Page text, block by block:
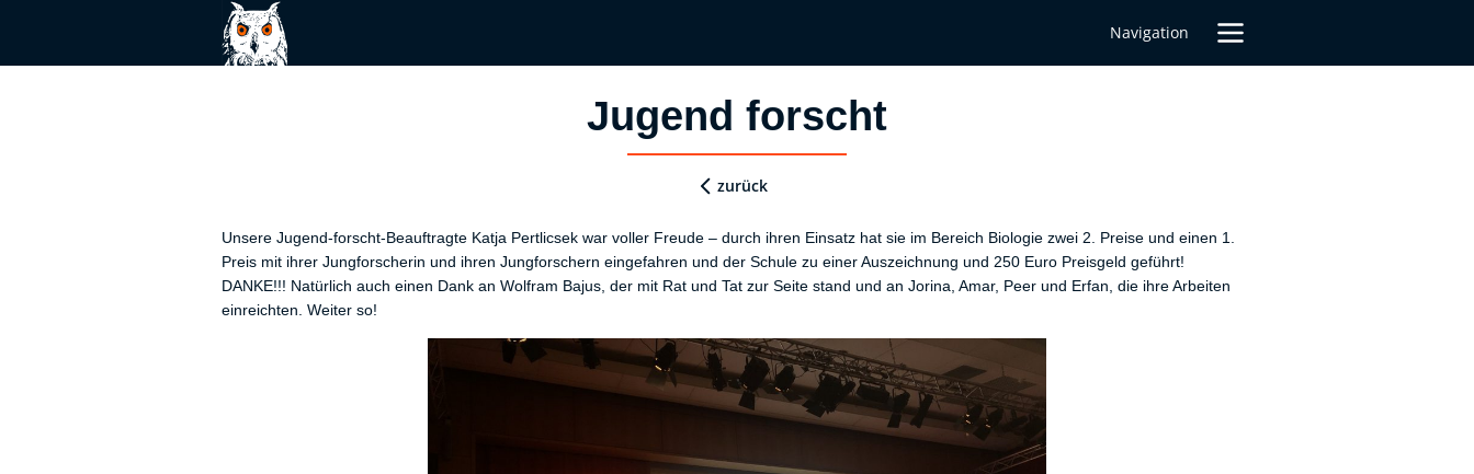
Navigation
Jugend forscht
zurück
Unsere Jugend-forscht-Beauftragte Katja Pertlicsek war voller Freude – durch ihren Einsatz hat sie im Bereich Biologie zwei 2. Preise und einen 1.
Preis mit ihrer Jungforscherin und ihren Jungforschern eingefahren und der Schule zu einer Auszeichnung und 250 Euro Preisgeld geführt!
DANKE!!! Natürlich auch einen Dank an Wolfram Bajus, der mit Rat und Tat zur Seite stand und an Jorina, Amar, Peer und Erfan, die ihre Arbeiten
einreichten. Weiter so!